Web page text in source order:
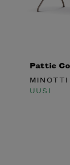
Pattie
MINOTTI
UUSI